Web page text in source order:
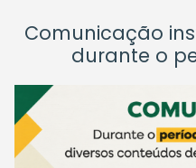
Comunicação
durante o